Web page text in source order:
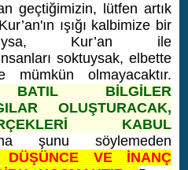
geçtiğimizin, lütfen artık
ışığı kalbimize bir
Kur’an ile
soktuysak, elbette
mümkün olmayacaktır.
BİLGİLER
OLUŞTURACAK,
KABUL
şunu söylemeden
VE İNANÇ